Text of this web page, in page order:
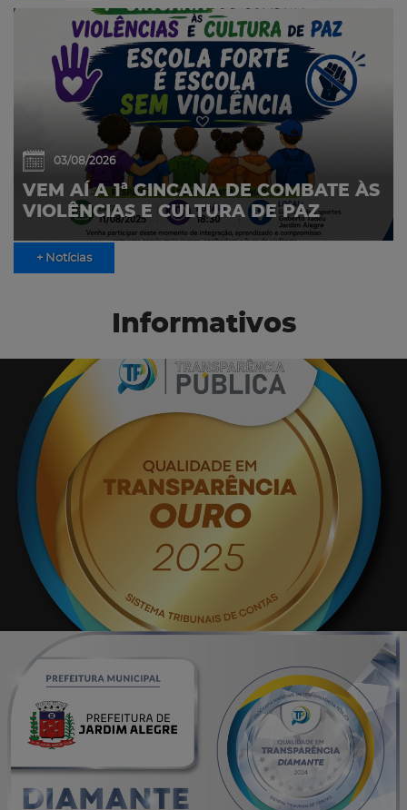
03/08/2026
VEM AÍ A 1ª GINCANA DE COMBATE ÀS
VIOLÊNCIAS E CULTURA DE PAZ
+ Notícias
Informativos